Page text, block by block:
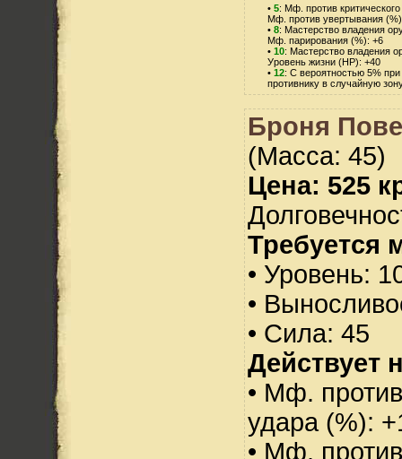
• 5: Мф. против
Мф. против увертывания
• 8: Мастерство владения
Мф. парирования (%): +6
• 10: Мастерство владения
Уровень жизни (HP): +40
• 12: С вероятностью 5%
противнику в случайную
Броня
(Масса: 45)
Цена: 525
Требуется
• Уровень:
•
• Сила: 45
Действует
• Мф.
удара (%):
• Мф.